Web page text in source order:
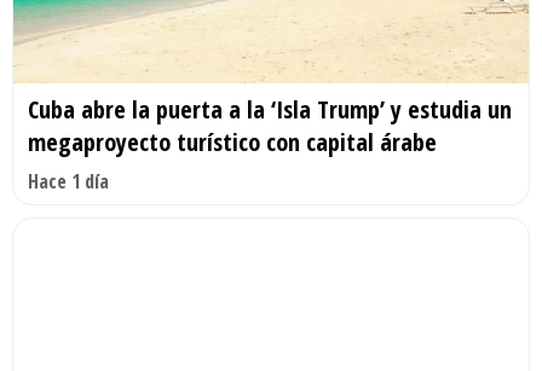
Cuba abre la puerta a la ‘Isla Trump’ y estudia un
megaproyecto turístico con capital árabe
Hace 1 día